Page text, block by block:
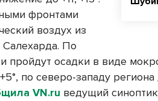
фронтами
воздух из
По
пройдут осадки в виде
по северо-западу
VN.ru ведущий